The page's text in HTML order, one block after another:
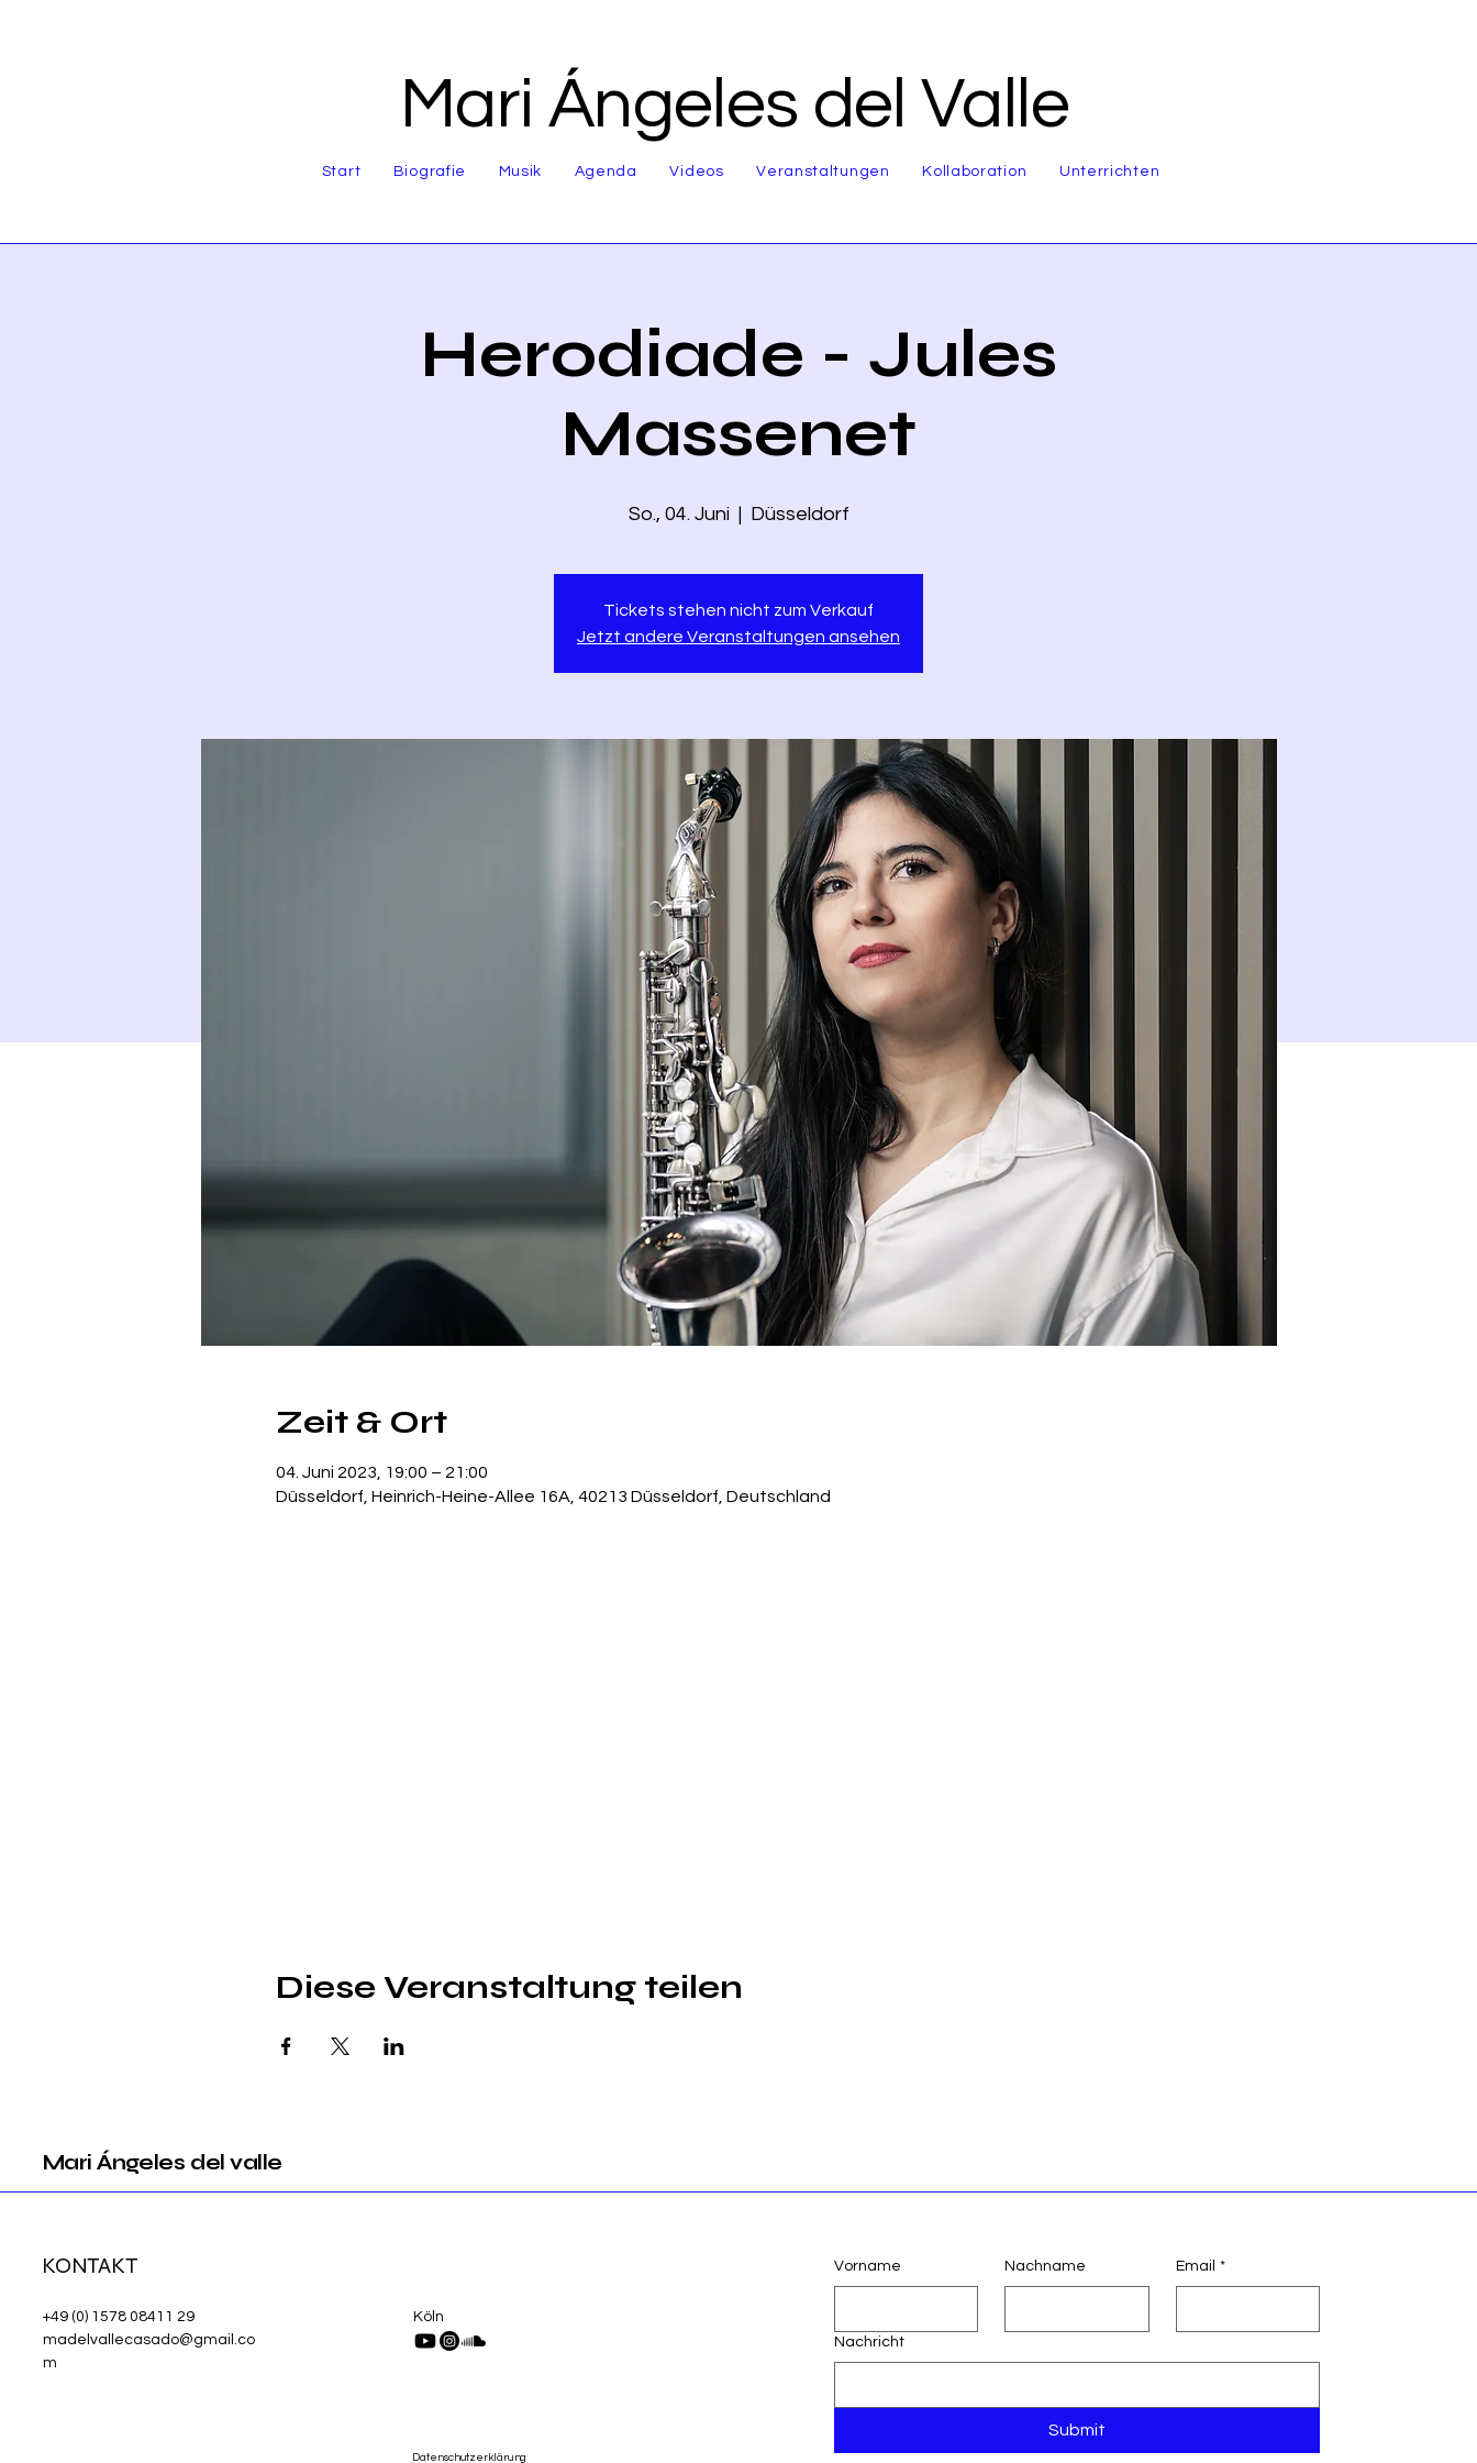
Mari Ángeles del Valle
Start Biografie Musik Agenda Videos Veranstaltungen Kollaboration Unterrichten
Herodiade - Jules
Massenet
So., 04. Juni
  |
Düsseldorf
Tickets stehen nicht zum Verkauf
Jetzt andere Veranstaltungen ansehen
Zeit & Ort
04. Juni 2023, 19:00 – 21:00
Düsseldorf, Heinrich-Heine-Allee 16A, 40213 Düsseldorf, Deutschland
Diese Veranstaltung teilen
Mari Ángeles del valle
KONTAKT
+49 (0) 1578 08411 29
madelvallecasado@gmail.co
m
Köln
Datenschutzerklärung
Vorname Nachname Email *
Nachricht
Submit